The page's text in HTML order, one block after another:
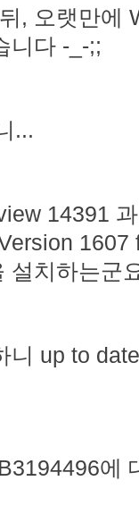
, 오랫만에
니다 -_-;;
...
14391
1607
설치하는군
니 up to
에